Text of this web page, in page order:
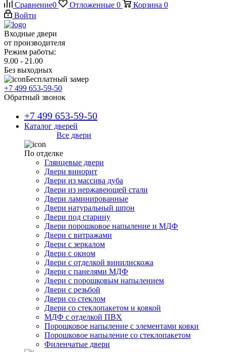
Сравнение0 Отложенные 0 Корзина 0
Войти
Входные двери
от производителя
Режим работы:
9.00 - 21.00
Без выходных
Бесплатный замер
+7 499 653-59-50
Обратный звонок
+7 499 653-59-50
Каталог дверей
Все двери
По отделке
Глянцевые двери
Двери винорит
Двери из массива дуба
Двери из нержавеющей стали
Двери ламинированные
Двери натуральный шпон
Двери под старину
Двери порошковое напыление и МДФ
Двери с витражами
Двери с зеркалом
Двери с окном
Двери с отделкой винилискожа
Двери с панелями МДФ
Двери с порошковым напылением
Двери с резьбой
Двери со стеклом
Двери со стеклопакетом и ковкой
МДФ с отделкой ПВХ
Порошковое напыление с элементами ковки
Порошковое напыление со стеклопакетом
Филенчатые двери